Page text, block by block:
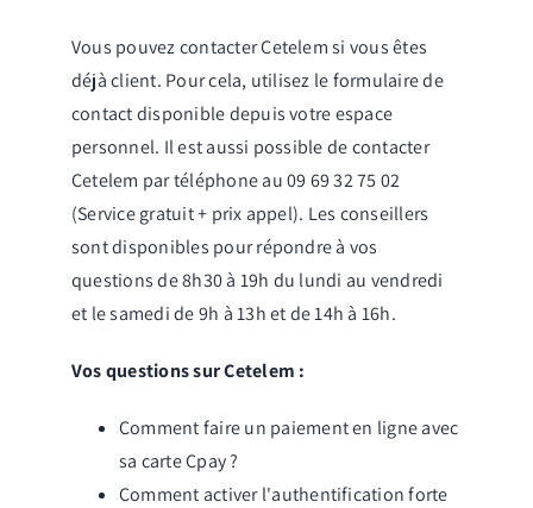
Vous pouvez contacter Cetelem si vous êtes
déjà client. Pour cela, utilisez le formulaire de
contact disponible depuis votre espace
personnel. Il est aussi possible de contacter
Cetelem par téléphone au 09 69 32 75 02
(Service gratuit + prix appel). Les conseillers
sont disponibles pour répondre à vos
questions de 8h30 à 19h du lundi au vendredi
et le samedi de 9h à 13h et de 14h à 16h.
Vos questions sur Cetelem :
Comment faire un paiement en ligne avec
sa carte Cpay ?
Comment activer l'authentification forte